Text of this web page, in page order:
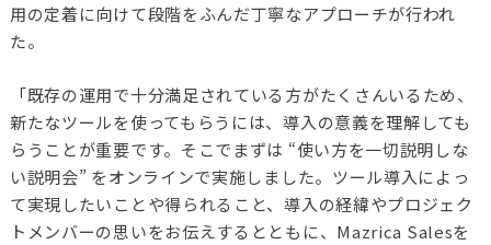
用の定着に向けて段階をふんだ丁寧なアプローチが行われ
た。
「既存の運用で十分満足されている方がたくさんいるため、
新たなツールを使ってもらうには、導入の意義を理解しても
らうことが重要です。そこでまずは “使い方を一切説明しな
い説明会” をオンラインで実施しました。ツール導入によっ
て実現したいことや得られること、導入の経緯やプロジェク
トメンバーの思いをお伝えするとともに、Mazrica Salesを